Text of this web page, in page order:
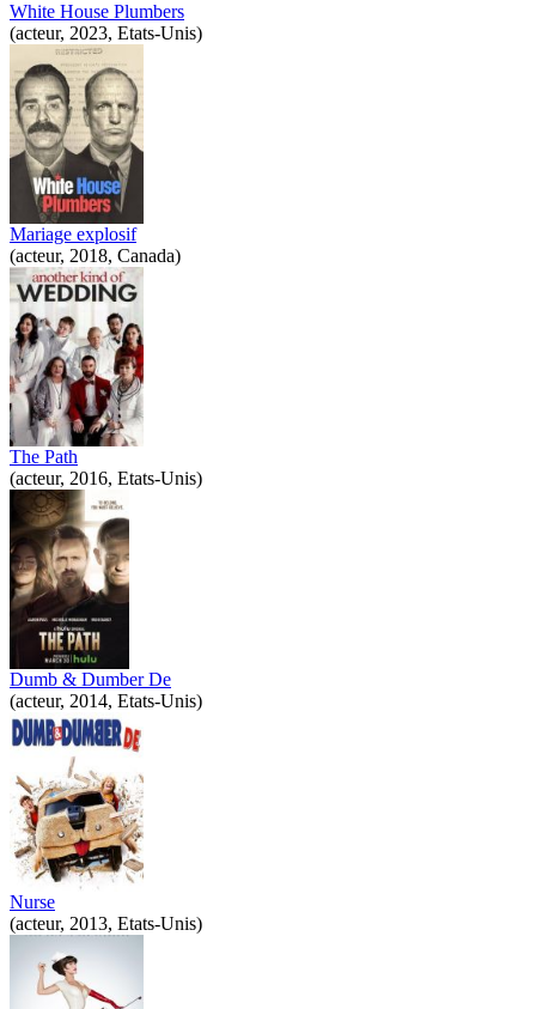
White House Plumbers
(acteur, 2023, Etats-Unis)
Mariage explosif
(acteur, 2018, Canada)
The Path
(acteur, 2016, Etats-Unis)
Dumb & Dumber De
(acteur, 2014, Etats-Unis)
Nurse
(acteur, 2013, Etats-Unis)